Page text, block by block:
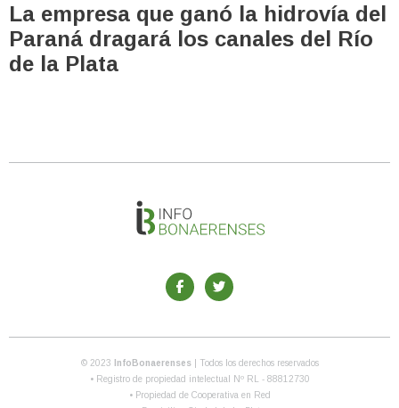
La empresa que ganó la hidrovía del
Paraná dragará los canales del Río
de la Plata
© 2023 InfoBonaerenses
| Todos los derechos reservados
• Registro de propiedad intelectual Nº RL - 88812730
• Propiedad de Cooperativa en Red